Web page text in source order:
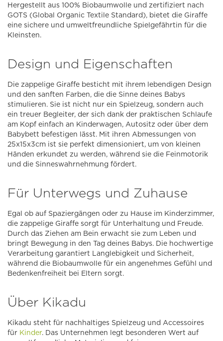
Hergestellt aus 100% Biobaumwolle und zertifiziert nach
GOTS (Global Organic Textile Standard), bietet die Giraffe
eine sichere und umweltfreundliche Spielgefährtin für die
Kleinsten.
Design und Eigenschaften
Die zappelige Giraffe besticht mit ihrem lebendigen Design
und den sanften Farben, die die Sinne deines Babys
stimulieren. Sie ist nicht nur ein Spielzeug, sondern auch
ein treuer Begleiter, der sich dank der praktischen Schlaufe
am Kopf einfach an Kinderwagen, Autositz oder über dem
Babybett befestigen lässt. Mit ihren Abmessungen von
25x15x3cm ist sie perfekt dimensioniert, um von kleinen
Händen erkundet zu werden, während sie die Feinmotorik
und die Sinneswahrnehmung fördert.
Für Unterwegs und Zuhause
Egal ob auf Spaziergängen oder zu Hause im Kinderzimmer,
die zappelige Giraffe sorgt für Unterhaltung und Freude.
Durch das Ziehen am Bein erwacht sie zum Leben und
bringt Bewegung in den Tag deines Babys. Die hochwertige
Verarbeitung garantiert Langlebigkeit und Sicherheit,
während die Biobaumwolle für ein angenehmes Gefühl und
Bedenkenfreiheit bei Eltern sorgt.
Über Kikadu
Kikadu steht für nachhaltiges Spielzeug und Accessoires
für Kinder. Das Unternehmen legt besonderen Wert auf